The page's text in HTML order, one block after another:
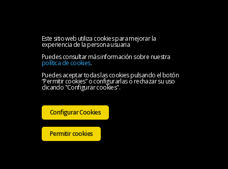
Este sitio web utiliza cookies para mejorar la
experiencia de la persona usuaria
Puedes consultar más información sobre nuestra
política de cookies.
Puedes aceptar todas las cookies pulsando el botón
“Permitir cookies” o configurarlas o rechazar su uso
clicando "Configurar cookies".
Configurar Cookies
Permitir cookies